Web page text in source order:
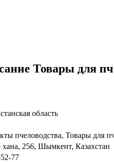
Товары для
область
пчеловодства, Товары для
хана, 256, Шымкент, Казахстан
77